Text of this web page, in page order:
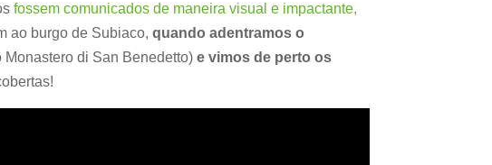
fossem comunicados de maneira visual e impactante,
ao burgo de Subiaco,quando adentramos o
Monastero di San Benedetto)e vimos de perto os